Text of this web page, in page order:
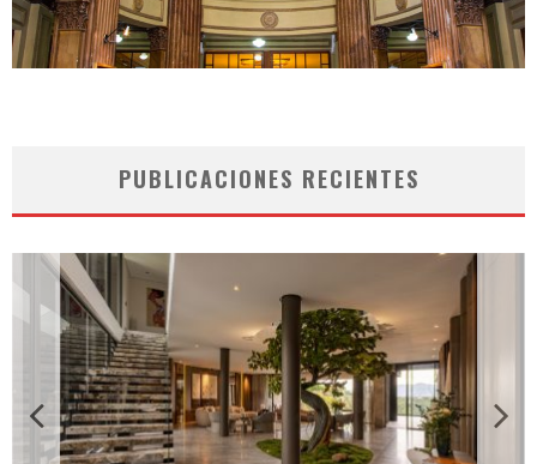
PUBLICACIONES RECIENTES